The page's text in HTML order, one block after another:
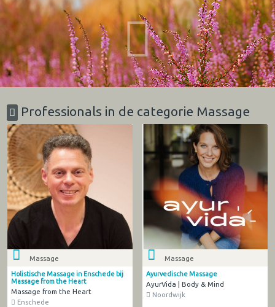
Professionals in de categorie Massage
Massage
Holistische Massage in Enschede bij
Massage from the Heart
Massage from the Heart
Enschede
Massage
Ayurvedische Massage
AyurVida | Body & Mind
Noordwijk